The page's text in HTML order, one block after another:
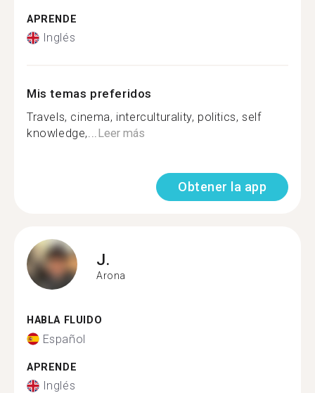
APRENDE
Inglés
Mis temas preferidos
Travels, cinema, interculturality, politics, self
knowledge,...Leer más
Obtener la app
J.
Arona
HABLA FLUIDO
Español
APRENDE
Inglés